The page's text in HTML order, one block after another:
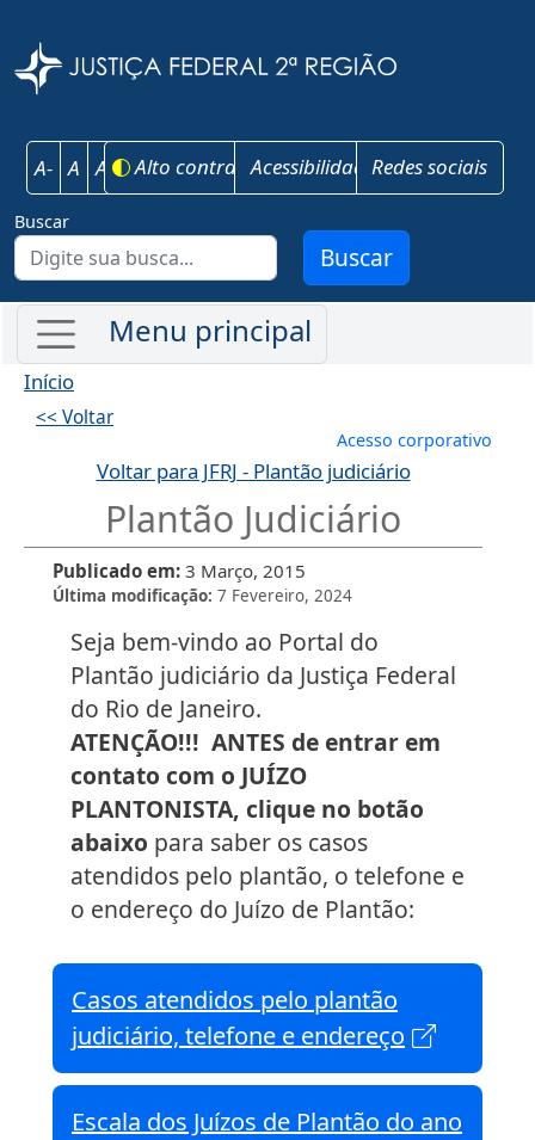
A- A A+ Alto contrasteAcessibilidadeRedes sociais
Buscar
Buscar
Início
<< Voltar
Menu de
Acesso corporativo
Voltar para JFRJ - Plantão judiciário
Plantão Judiciário
Publicado em 3 Março, 2015
Última modificação 7 Fevereiro, 2024
Seja bem-vindo ao Portal do
Plantão judiciário da Justiça Federal
do Rio de Janeiro.
ATENÇÃO!!! ANTES de entrar em
contato com o JUÍZO
PLANTONISTA, clique no botão
abaixo para saber os casos
atendidos pelo plantão, o telefone e
o endereço do Juízo de Plantão:
Casos atendidos pelo plantão
judiciário, telefone e endereço
Escala dos Juízos de Plantão do ano